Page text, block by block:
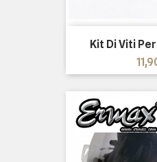
Kit Di Viti